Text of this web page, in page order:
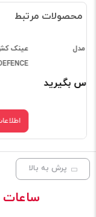
محصولات مرتبط
اطلاعات بیشتر
پرش به بالا
ساعات